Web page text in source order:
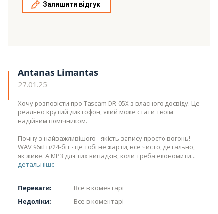
Залишити відгук
Antanas Limantas
27.01.25
Хочу розповісти про Tascam DR-05X з власного досвіду. Це
реально крутий диктофон, який може стати твоїм
надійним помічником.
Почну з найважливішого - якість запису просто вогонь!
WAV 96кГц/24-біт - це тобі не жарти, все чисто, детально,
як живе. А MP3 для тих випадків, коли треба економити
детальніше
Переваги:
Все в коментарі
Недоліки:
Все в коментарі